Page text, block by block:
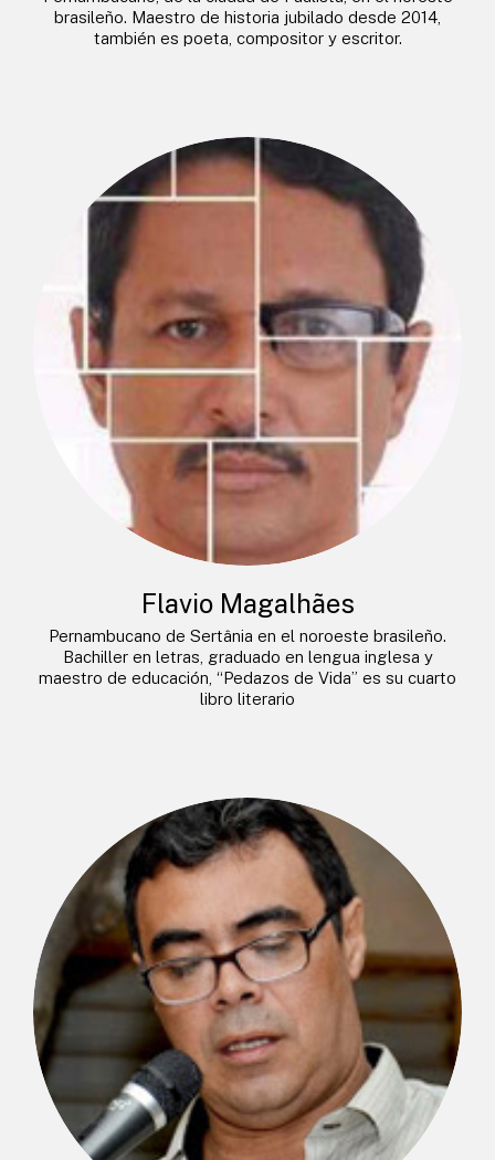
brasileño. Maestro de historia jubilado desde 2014,
también es poeta, compositor y escritor.
Flavio Magalhães
Pernambucano de Sertânia en el noroeste brasileño.
Bachiller en letras, graduado en lengua inglesa y
maestro de educación, “Pedazos de Vida” es su cuarto
libro literario